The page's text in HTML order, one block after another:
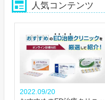
人気コンテンツ
2022.09/20